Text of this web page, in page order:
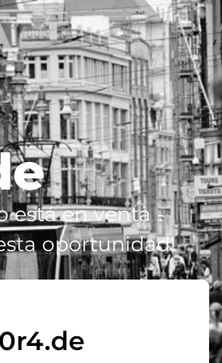
está en venta -
oportunidad!
0r4.de